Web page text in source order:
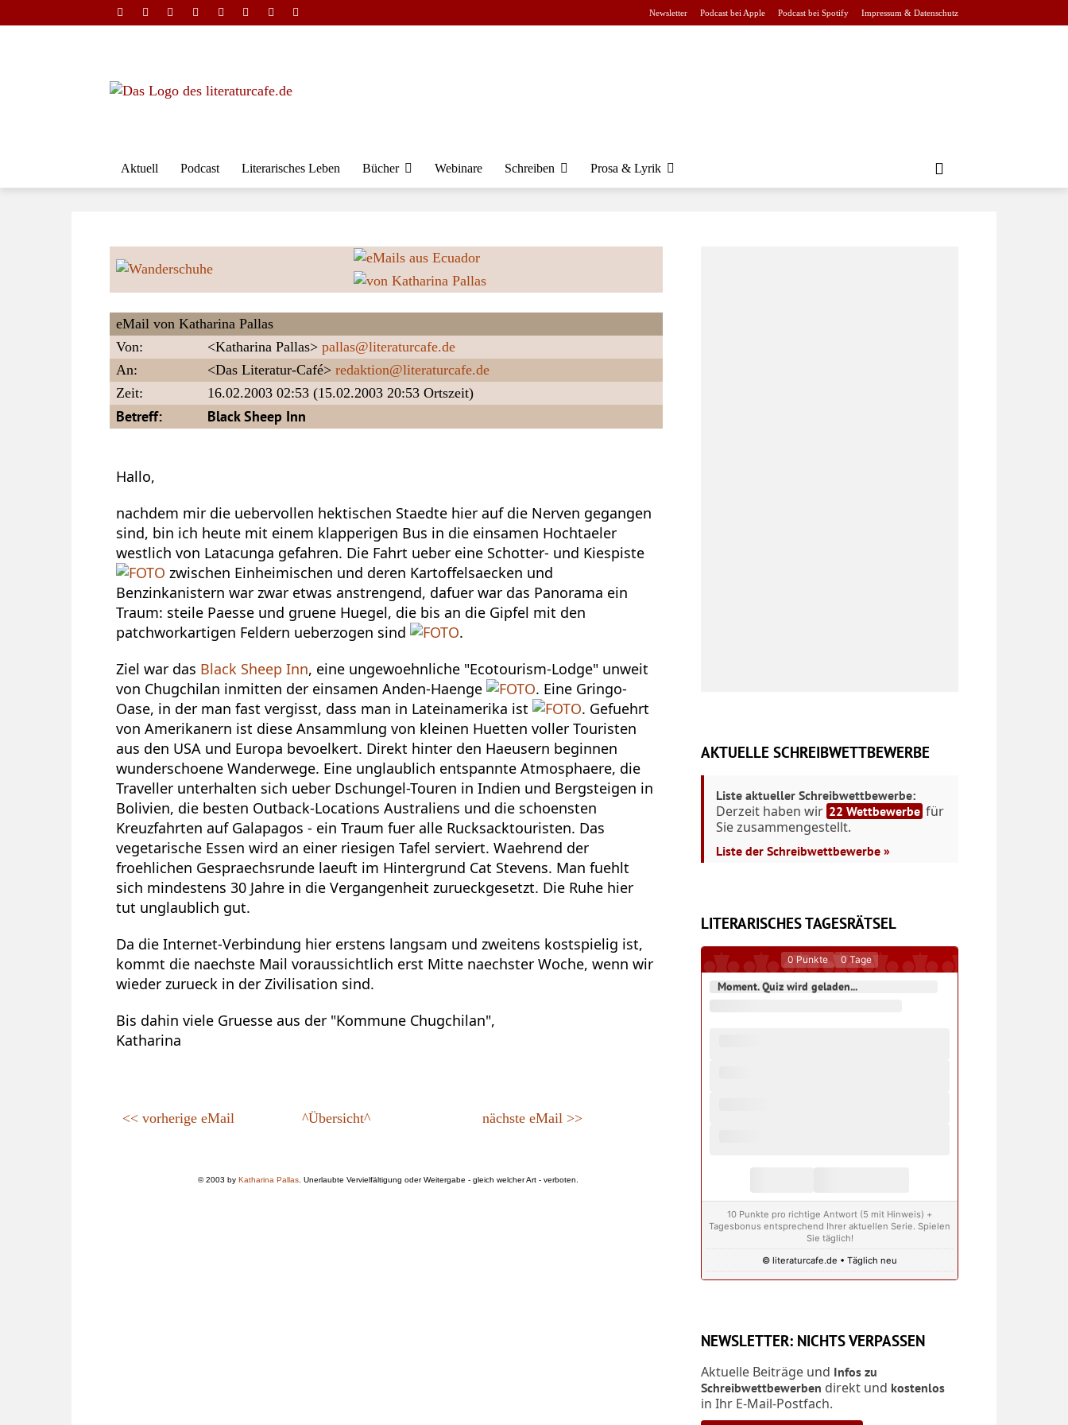
Newsletter Podcast bei Apple Podcast bei Spotify Impressum & Datenschutz
Aktuell Podcast Literarisches Leben Bücher Webinare Schreiben Prosa & Lyrik
eMail von Katharina Pallas
Von:
<Katharina Pallas> pallas@literaturcafe.de
An:
<Das Literatur-Café> redaktion@literaturcafe.de
Zeit:
16.02.2003 02:53 (15.02.2003 20:53 Ortszeit)
Betreff: Black Sheep Inn
Hallo,
nachdem mir die uebervollen hektischen Staedte hier auf die Nerven gegangen
sind, bin ich heute mit einem klapperigen Bus in die einsamen Hochtaeler
westlich von Latacunga gefahren. Die Fahrt ueber eine Schotter- und Kiespiste
zwischen Einheimischen und deren Kartoffelsaecken und
Benzinkanistern war zwar etwas anstrengend, dafuer war das Panorama ein
Traum: steile Paesse und gruene Huegel, die bis an die Gipfel mit den
patchworkartigen Feldern ueberzogen sind
.
Ziel war das Black Sheep Inn, eine ungewoehnliche "Ecotourism-Lodge" unweit
von Chugchilan inmitten der einsamen Anden-Haenge
. Eine Gringo-
Oase, in der man fast vergisst, dass man in Lateinamerika ist
. Gefuehrt
von Amerikanern ist diese Ansammlung von kleinen Huetten voller Touristen
aus den USA und Europa bevoelkert. Direkt hinter den Haeusern beginnen
wunderschoene Wanderwege. Eine unglaublich entspannte Atmosphaere, die
Traveller unterhalten sich ueber Dschungel-Touren in Indien und Bergsteigen in
Bolivien, die besten Outback-Locations Australiens und die schoensten
Kreuzfahrten auf Galapagos - ein Traum fuer alle Rucksacktouristen. Das
vegetarische Essen wird an einer riesigen Tafel serviert. Waehrend der
froehlichen Gespraechsrunde laeuft im Hintergrund Cat Stevens. Man fuehlt
sich mindestens 30 Jahre in die Vergangenheit zurueckgesetzt. Die Ruhe hier
tut unglaublich gut.
Da die Internet-Verbindung hier erstens langsam und zweitens kostspielig ist,
kommt die naechste Mail voraussichtlich erst Mitte naechster Woche, wenn wir
wieder zurueck in der Zivilisation sind.
Bis dahin viele Gruesse aus der "Kommune Chugchilan",
Katharina
<< vorherige eMail ^Übersicht^ nächste eMail >>
© 2003 by Katharina Pallas. Unerlaubte Vervielfältigung oder Weitergabe - gleich welcher Art - verboten.
AKTUELLE SCHREIBWETTBEWERBE
Liste aktueller Schreibwettbewerbe:
Derzeit haben wir 22 Wettbewerbe für
Sie zusammengestellt.
Liste der Schreibwettbewerbe »
LITERARISCHES TAGESRÄTSEL
0 Punkte 0 Tage
Moment. Quiz wird geladen...
10 Punkte pro richtige Antwort (5 mit Hinweis) +
Tagesbonus entsprechend Ihrer aktuellen Serie. Spielen
Sie täglich!
© literaturcafe.de • Täglich neu
NEWSLETTER: NICHTS VERPASSEN
Aktuelle Beiträge und Infos zu
Schreibwettbewerben direkt und kostenlos
in Ihr E-Mail-Postfach.